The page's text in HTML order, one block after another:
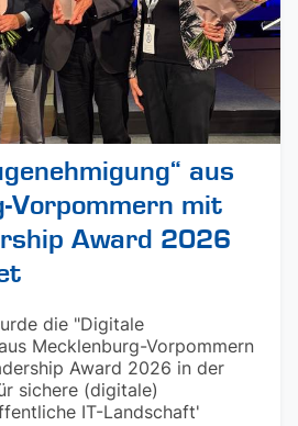
aus
Vorpommern mit
Award 2026
die "Digitale
Mecklenburg-Vorpommern
Award 2026 in der
sichere (digitale)
IT-Landschaft'